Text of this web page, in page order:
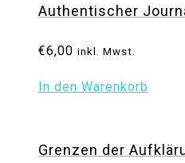
Authentischer
€6,00 inkl. Mwst.
In den Warenkorb
Grenzen der